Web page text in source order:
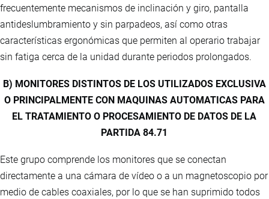
frecuentemente mecanismos de inclinación y giro, pantalla
antideslumbramiento y sin parpadeos, así como otras
características ergonómicas que permiten al operario trabajar
sin fatiga cerca de la unidad durante periodos prolongados.
B) MONITORES DISTINTOS DE LOS UTILIZADOS EXCLUSIVA
O PRINCIPALMENTE CON MAQUINAS AUTOMATICAS PARA
EL TRATAMIENTO O PROCESAMIENTO DE DATOS DE LA
PARTIDA 84.71
Este grupo comprende los monitores que se conectan
directamente a una cámara de vídeo o a un magnetoscopio por
medio de cables coaxiales, por lo que se han suprimido todos